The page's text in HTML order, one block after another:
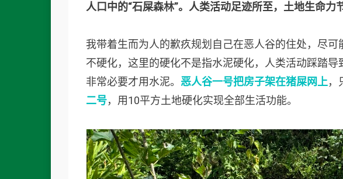
人口中的“石屎森林”。 人类活动足迹所至，土地生命力
我带着生而为人的歉疚规划自己在恶人谷的住处，尽可
不硬化，这里的硬化不是指水泥硬化，人类活动踩踏
非常必要才用水泥。 恶人谷一号把房子架在猪屎网上，
二号，用10平方土地硬化实现全部生活功能。